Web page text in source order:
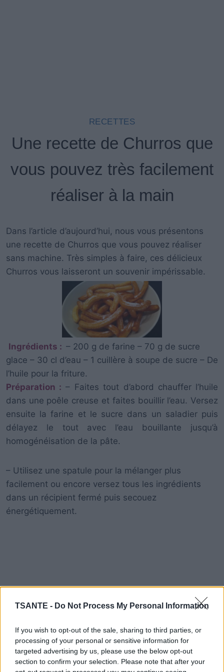
TSANTE - Do Not Process My Personal Information
If you wish to opt-out of the sale, sharing to third parties, or
processing of your personal or sensitive information for
targeted advertising by us, please use the below opt-out
section to confirm your selection. Please note that after your
RECETTES
Une recette de Churros que
vous pouvez très facilement
réaliser à la main
Dans l’article d’aujourd’hui, nous vous présentons
une recette de Churros que vous pouvez réaliser
sans machine. Très simples à faire, ces délicieux
Churros vous laisseront un souvenir impérissable.
Ingrédients : – 200 g de farine – 70 g de sucre
glace – 30 cl d’eau – 1 cuillère à soupe de sucre – De
l’huile pour la friture.
Préparation : – Faites tout d’abord chauffer l’huile
dans une poêle creuse et faites bouillir l’eau. Versez
ensuite la farine et le sucre dans un saladier puis
délayez le tout avec l’eau bouillante jusqu’à
homogénéisation de la pâte.
– Utilisez une spatule pour la mélanger plus
facilement ou encore versez tous les ingrédients
dans un récipient fermé puis secouez
énergétiquement.